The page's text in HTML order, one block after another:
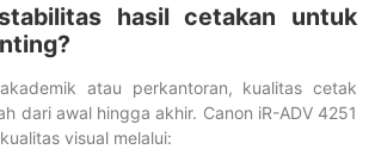
hasil cetakan untuk
atau perkantoran, kualitas cetak
dari awal hingga akhir. Canon iR-ADV 4251
visual melalui: